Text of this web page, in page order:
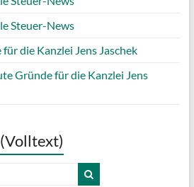
Steuer-News
die Kanzlei Jens Jaschek
Gründe für die Kanzlei Jens